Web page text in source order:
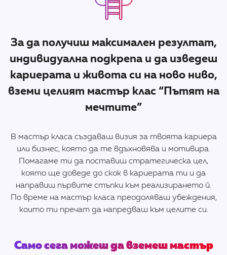
За да получиш максимален резултат,
индивидуална подкрепа и да изведеш
кариерата и живота си на ново ниво,
вземи целият мастър клас “Пътят на
мечтите”
В мастър класа създаваш визия за твоята кариера
или бизнес, която да те вдъхновява и мотивира.
Помагаме ти да поставиш стратегическа цел,
която ще доведе до скок в кариерата ти и да
направиш първите стъпки към реализирането й.
По време на мастър класа преодоляваш убеждения,
които ти пречат да напредваш към целите си.
Само сега можеш да вземеш мастър